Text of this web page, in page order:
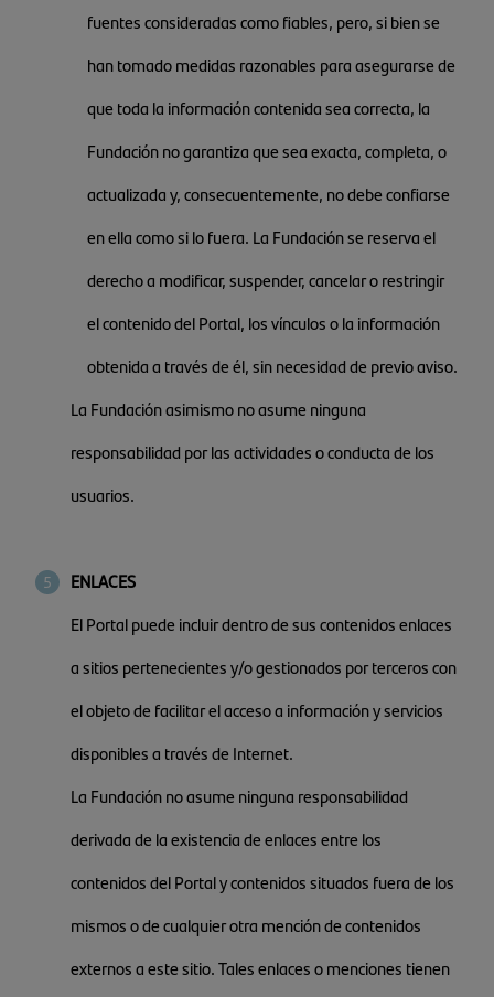
fuentes consideradas como fiables, pero, si bien se
han tomado medidas razonables para asegurarse de
que toda la información contenida sea correcta, la
Fundación no garantiza que sea exacta, completa, o
actualizada y, consecuentemente, no debe confiarse
en ella como si lo fuera. La Fundación se reserva el
derecho a modificar, suspender, cancelar o restringir
el contenido del Portal, los vínculos o la información
obtenida a través de él, sin necesidad de previo aviso.
La Fundación asimismo no asume ninguna
responsabilidad por las actividades o conducta de los
usuarios.
ENLACES
El Portal puede incluir dentro de sus contenidos enlaces
a sitios pertenecientes y/o gestionados por terceros con
el objeto de facilitar el acceso a información y servicios
disponibles a través de Internet.
La Fundación no asume ninguna responsabilidad
derivada de la existencia de enlaces entre los
contenidos del Portal y contenidos situados fuera de los
mismos o de cualquier otra mención de contenidos
externos a este sitio. Tales enlaces o menciones tienen